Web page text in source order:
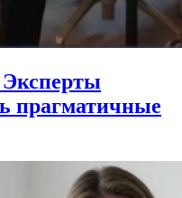
прагматичные